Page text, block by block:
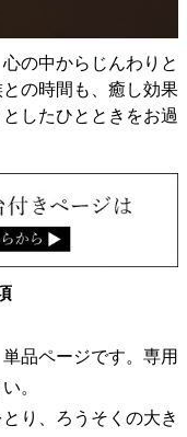
の中からじんわりと
の時間も、癒し効果
したひとときをお過
品ページです。専用
。
り、ろうそくの大き